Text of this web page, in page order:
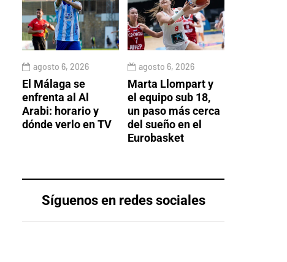
agosto 6, 2026
El Málaga se
enfrenta al Al
Arabi: horario y
dónde verlo en TV
agosto 6, 2026
Marta Llompart y
el equipo sub 18,
un paso más cerca
del sueño en el
Eurobasket
Síguenos en redes sociales